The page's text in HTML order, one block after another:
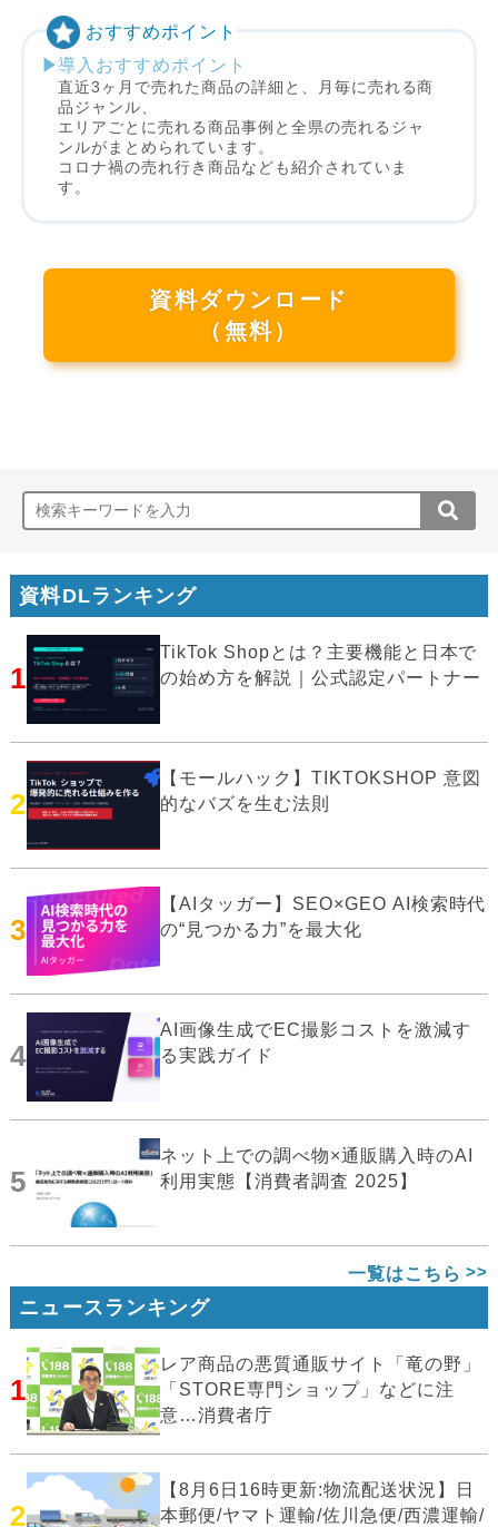
おすすめポイント
導入おすすめポイント
直近3ヶ月で売れた商品の詳細と、月毎に売れる商
品ジャンル、
エリアごとに売れる商品事例と全県の売れるジャ
ンルがまとめられています。
コロナ禍の売れ行き商品なども紹介されていま
す。
資料ダウンロード
（無料）
資料DLランキング
1
TikTok Shopとは？主要機能と日本で
の始め方を解説｜公式認定パートナー
2
【モールハック】TIKTOKSHOP 意図
的なバズを生む法則
3
【AIタッガー】SEO×GEO AI検索時代
の“見つかる力”を最大化
4
AI画像生成でEC撮影コストを激減す
る実践ガイド
5
ネット上での調べ物×通販購入時のAI
利用実態【消費者調査 2025】
一覧はこちら
ニュースランキング
1
レア商品の悪質通販サイト「竜の野」
「STORE専門ショップ」などに注
意…消費者庁
2
【8月6日16時更新:物流配送状況】日
本郵便/ヤマト運輸/佐川急便/西濃運輸/